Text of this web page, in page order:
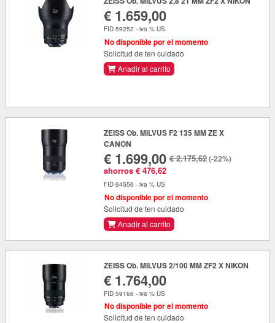
€ 1.659,00
FID 59252 - iva % US
No disponible por el momento
Solicitud de ten cuidado
Anadir al carrito
ZEISS Ob. MILVUS F2 135 MM ZE X
CANON
€ 1.699,00
ahorros € 476,62
€ 2.175,62(-22%)
FID 64556 - iva % US
No disponible por el momento
Solicitud de ten cuidado
Anadir al carrito
ZEISS Ob. MILVUS 2/100 MM ZF2 X NIKON
€ 1.764,00
FID 59166 - iva % US
No disponible por el momento
Solicitud de ten cuidado